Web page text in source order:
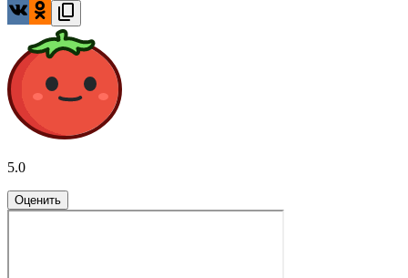
5.0
Оценить